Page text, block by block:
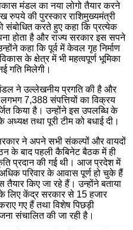
मंडल का नया लोगो तैयार करने
की पुरस्कार राशिमुख्यमंत्री
संबोधित करते हुए कहा कि प्रत्येक
होता है और राज्य सरकार इस सपने
कहा कि पूर्व में केवल गृह निर्माण
के क्षेत्र में भी महत्वपूर्ण भूमिका
गति मिलेगी।
मंडल ने उल्लेखनीय प्रगति की है और
7,388 संपत्तियों का विक्रय
किया है। उन्होंने इस उपलब्धि के
तथा पूरी टीम को बधाई दी।
ने अपने सभी संकल्पों और वायदों
के बाद पहली कैबिनेट बैठक में ही
प्रदान की गई थी। आज प्रदेश में
परिवार के आवास पूर्ण हो चुके हैं
किए जा रहे हैं। उन्होंने बताया
लिए केंद्र सरकार से 15 हजार
गए हैं तथा विशेष पिछड़ी
संचालित की जा रही है।